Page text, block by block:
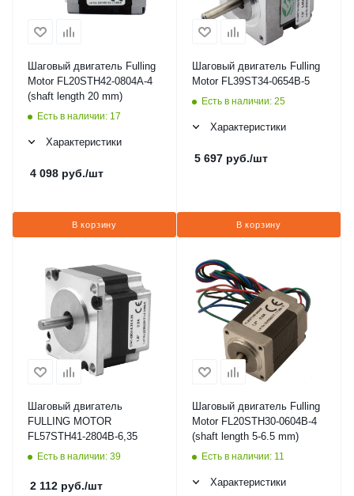
Шаговый двигатель Fulling
Motor FL20STH42-0804A-4
(shaft length 20 mm)
Есть в наличии: 17
Характеристики
4 098 руб./шт
В корзину
Шаговый двигатель Fulling
Motor FL39ST34-0654B-5
Есть в наличии: 25
Характеристики
5 697 руб./шт
В корзину
Шаговый двигатель
FULLING MOTOR
FL57STH41-2804B-6,35
Есть в наличии: 39
2 112 руб./шт
Шаговый двигатель Fulling
Motor FL20STH30-0604B-4
(shaft length 5-6.5 mm)
Есть в наличии: 11
Характеристики